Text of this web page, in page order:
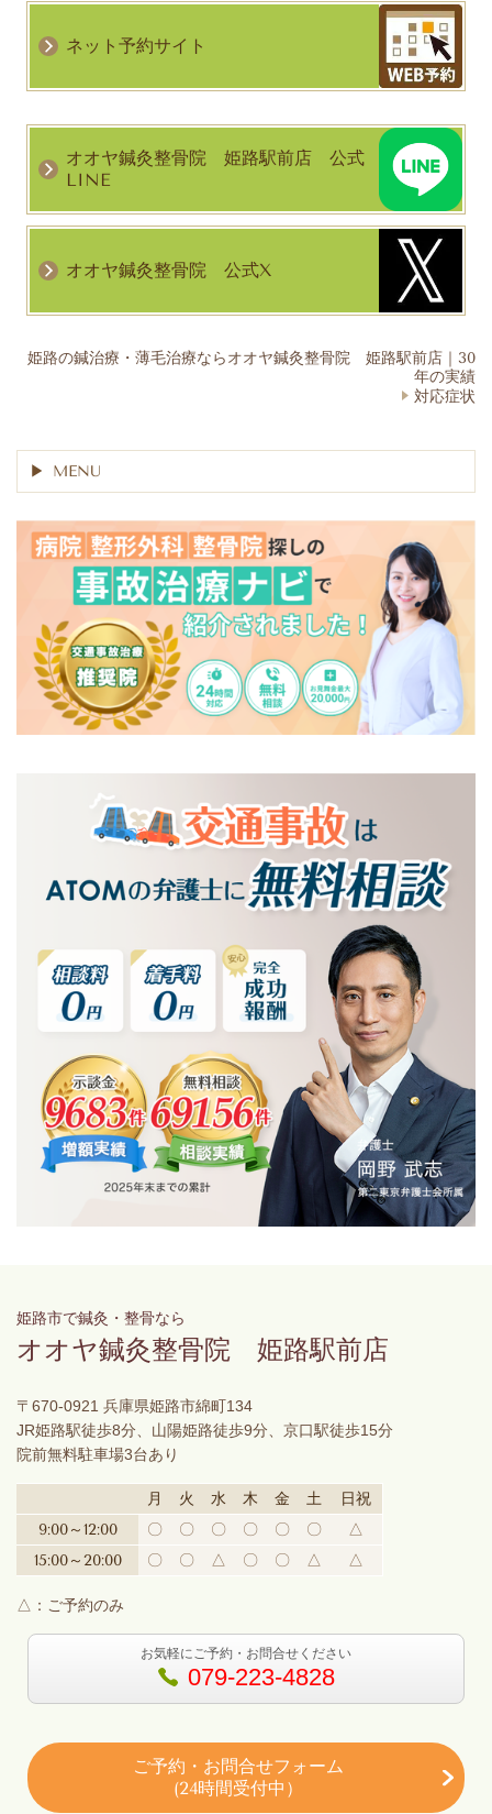
ネット予約サイト
オオヤ鍼灸整骨院 姫路駅前店 公式
LINE
オオヤ鍼灸整骨院 公式X
姫路の鍼治療・薄毛治療ならオオヤ鍼灸整骨院 姫路駅前店｜30
年の実績
対応症状
MENU
姫路市で鍼灸・整骨なら
オオヤ鍼灸整骨院 姫路駅前店
〒670-0921 兵庫県姫路市綿町134
JR姫路駅徒歩8分、山陽姫路徒歩9分、京口駅徒歩15分
院前無料駐車場3台あり
月 火 水 木 金 土
日祝
9:00～12:00
〇 〇 〇 〇 〇 〇
△
15:00～20:00
〇 〇 △ 〇 〇 △ △
△：ご予約のみ
お気軽にご予約・お問合せください
079-223-4828
ご予約・お問合せフォーム
(24時間受付中）